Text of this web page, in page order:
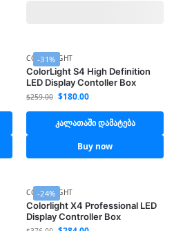
-31%
COLORLIGHT
ColorLight S4 High Definition
LED Display Contoller Box
$259.00 $180.00
კალათაში დამატება
Buy now
-24%
COLORLIGHT
Colorlight X4 Professional LED
Display Controller Box